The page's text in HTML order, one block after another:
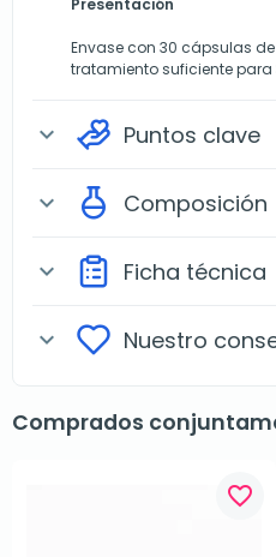
Presentación
Envase con 30 cápsulas
tratamiento suficiente para
expand_more Puntos clave
expand_more Composición
expand_more Ficha técnica
expand_more Nuestro
Comprados
favorite_border